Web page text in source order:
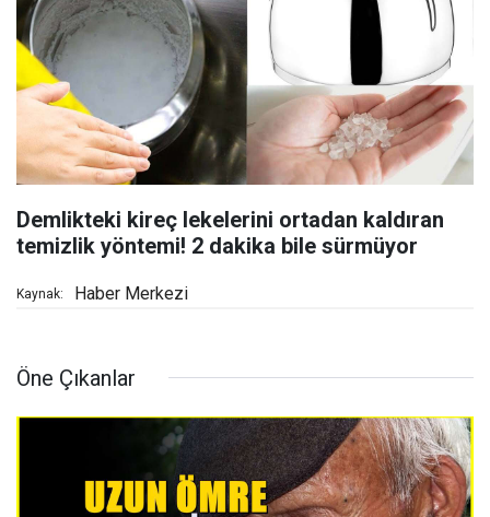
Demlikteki kireç lekelerini ortadan kaldıran
temizlik yöntemi! 2 dakika bile sürmüyor
Kaynak: Haber Merkezi
Öne Çıkanlar